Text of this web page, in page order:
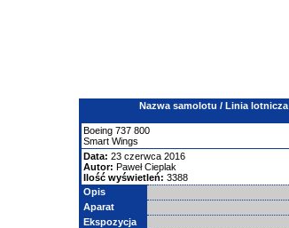
Nazwa samolotu / Linia lotnicza
Boeing 737 800
Smart Wings
Data: 23 czerwca 2016
Autor: Paweł Cieplak
Ilość wyświetleń: 3388
Opis
Aparat
Ekspozycja